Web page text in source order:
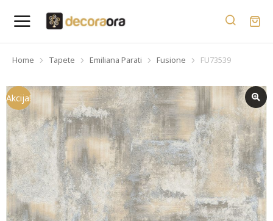
You are here:
Home Tapete Emiliana Parati Fusione FU73539
Akcija!